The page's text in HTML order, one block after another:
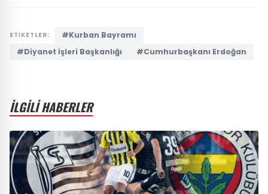
ETİKETLER:
#Kurban Bayramı
#Diyanet İşleri Başkanlığı
#Cumhurbaşkanı Erdoğan
İLGİLİ HABERLER